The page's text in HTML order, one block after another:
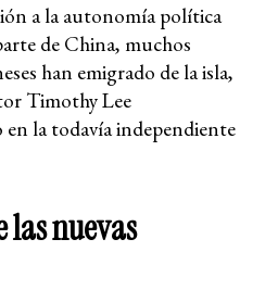
a la autonomía política
de China, muchos
han emigrado de la isla,
Timothy Lee
la todavía independiente
las nuevas